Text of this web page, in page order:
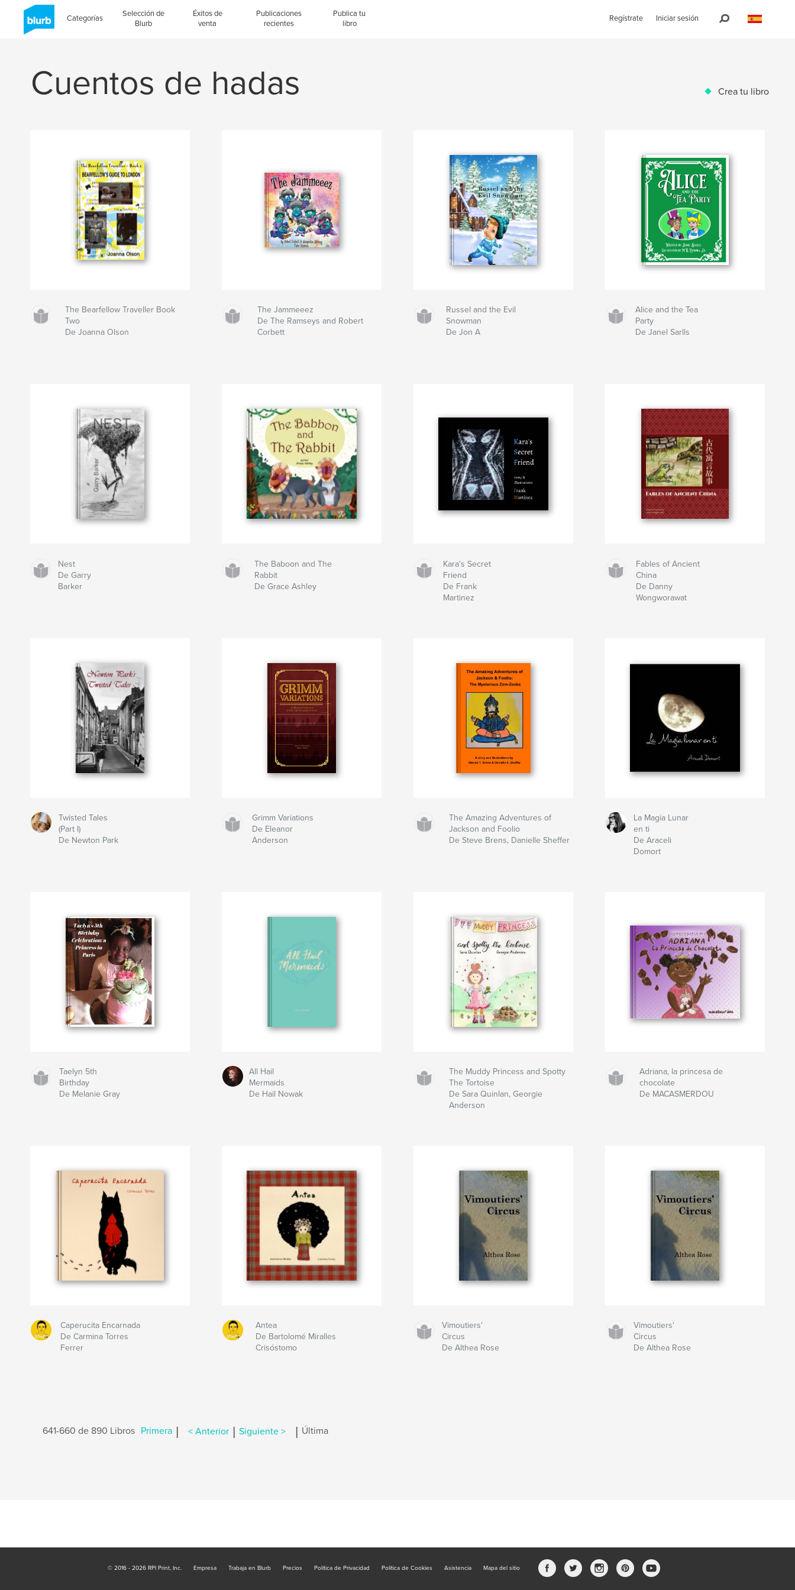
Categorías
Selección de
Blurb
Éxitos de
venta
Publicaciones
recientes
Publica tu
libro
Regístrate Iniciar sesión
Cuentos de hadas Crea tu libro
The Bearfellow Traveller Book
Two
De Joanna Olson
The Jammeeez
De The Ramseys and Robert
Corbett
Russel and the Evil
Snowman
De Jon A
Alice and the Tea
Party
De Janel Sarlls
Nest
De Garry
Barker
The Baboon and The
Rabbit
De Grace Ashley
Kara's Secret
Friend
De Frank
Martinez
Fables of Ancient
China
De Danny
Wongworawat
Twisted Tales
(Part I)
De Newton Park
Grimm Variations
De Eleanor
Anderson
The Amazing Adventures of
Jackson and Foolio
De Steve Brens, Danielle Sheffer
La Magia Lunar
en ti
De Araceli
Domort
Taelyn 5th
Birthday
De Melanie Gray
All Hail
Mermaids
De Hail Nowak
The Muddy Princess and Spotty
The Tortoise
De Sara Quinlan, Georgie
Anderson
Adriana, la princesa de
chocolate
De MACASMERDOU
Caperucita Encarnada
De Carmina Torres
Ferrer
Antea
De Bartolomé Miralles
Crisóstomo
Vimoutiers'
Circus
De Althea Rose
Vimoutiers'
Circus
De Althea Rose
641-660 de 890 Libros Primera < Anterior Siguiente > Última
© 2016 - 2026 RPI Print, Inc. Empresa Trabaja en Blurb Precios Política de Privacidad Política de Cookies Asistencia Mapa del sitio